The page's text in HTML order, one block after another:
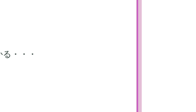
・・・